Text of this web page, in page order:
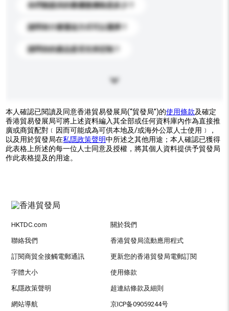
你們能提供的最優惠價格是多少？
請問有什麼運送方式可以選擇？
請問你的產品是否支持定制？
本人確認已閱讀及同意香港貿易發展局(“貿發局”)的使用條款及確定
香港貿易發展局可將上述資料編入其全部或任何資料庫內作為直接推
廣或商貿配對﹝因而可能成為可供本地及/或海外公眾人士使用﹞，
以及用於貿發局在私隱政策聲明中所述之其他用途；本人確認已獲得
此表格上所述的每一位人士同意及授權，將其個人資料提供予貿發局
作此表格提及的用途。
HKTDC.com 關於我們
聯絡我們 香港貿發局流動應用程式
訂閱商貿全接觸電郵通訊 更新您的香港貿發局電郵訂閱
字體大小 使用條款
私隱政策聲明 超連結條款及細則
網站導航 京ICP备09059244号